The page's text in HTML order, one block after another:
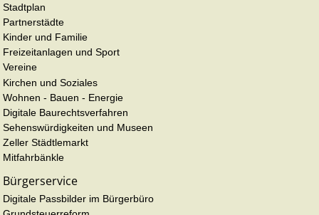
Stadtplan
Partnerstädte
Kinder und Familie
Freizeitanlagen und Sport
Vereine
Kirchen und Soziales
Wohnen - Bauen - Energie
Digitale Baurechtsverfahren
Sehenswürdigkeiten und Museen
Zeller Städtlemarkt
Mitfahrbänkle
Bürgerservice
Digitale Passbilder im Bürgerbüro